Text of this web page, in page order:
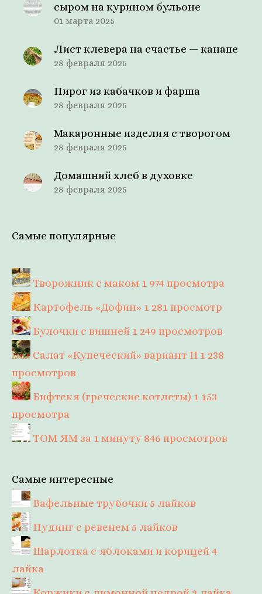
сыром на курином бульоне
01 марта 2025
Лист клевера на счастье — канапе
28 февраля 2025
Пирог из кабачков и фарша
28 февраля 2025
Макаронные изделия с творогом
28 февраля 2025
Домашний хлеб в духовке
28 февраля 2025
Самые популярные
Творожник с маком 1 974 просмотра
Картофель «Дофин» 1 281 просмотр
Булочки с вишней 1 249 просмотров
Салат «Купеческий» вариант II 1 238
просмотров
Бифтекя (греческие котлеты) 1 153
просмотра
ТОМ ЯМ за 1 минуту 846 просмотров
Самые интересные
Вафельные трубочки 5 лайков
Пудинг с ревенем 5 лайков
Шарлотка с яблоками и корицей4
лайка